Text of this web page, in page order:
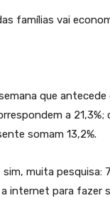
famílias vai
que antecede
a 21,3%;
somam 13,2%.
muita pesquisa:
internet para fazer